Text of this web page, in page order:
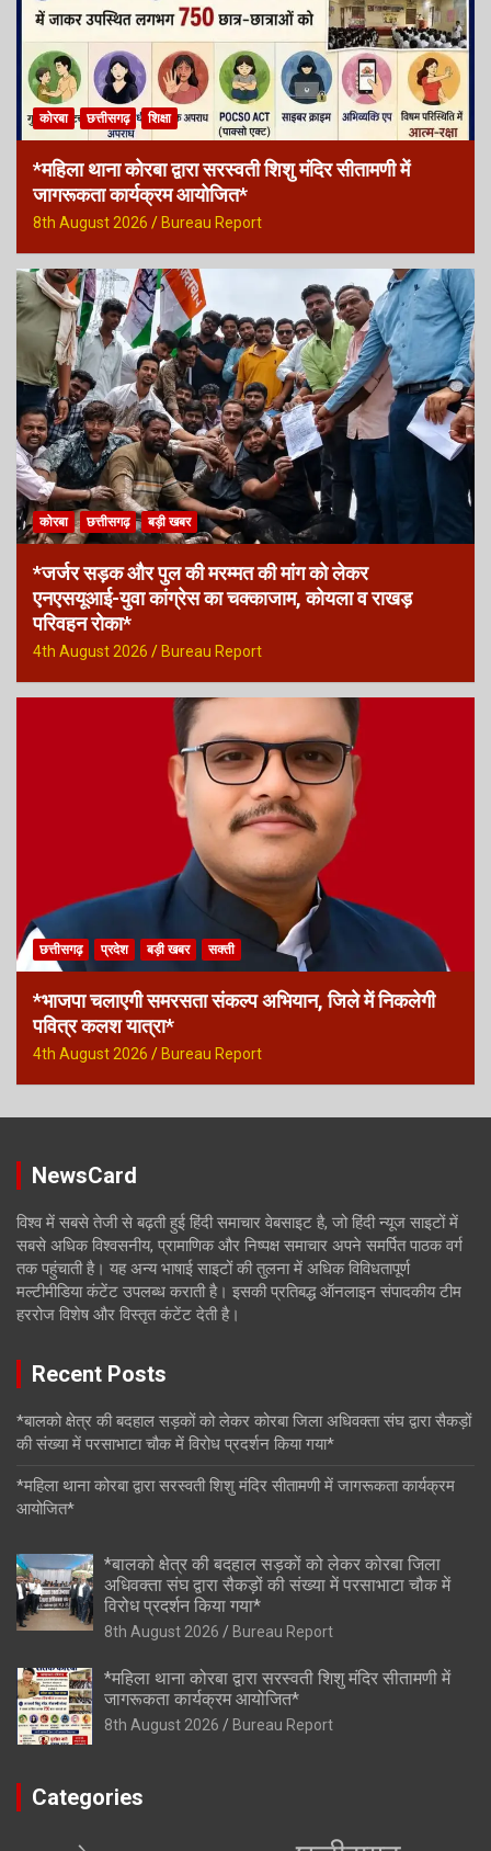
कोरबा छत्तीसगढ़ शिक्षा
*महिला थाना कोरबा द्वारा सरस्वती शिशु मंदिर सीतामणी में
जागरूकता कार्यक्रम आयोजित*
8th August 2026 Bureau Report
कोरबा छत्तीसगढ़ बड़ी खबर
*जर्जर सड़क और पुल की मरम्मत की मांग को लेकर
एनएसयूआई-युवा कांग्रेस का चक्काजाम, कोयला व राखड़
परिवहन रोका*
4th August 2026 Bureau Report
छत्तीसगढ़ प्रदेश बड़ी खबर सक्ती
*भाजपा चलाएगी समरसता संकल्प अभियान, जिले में निकलेगी
पवित्र कलश यात्रा*
4th August 2026 Bureau Report
NewsCard
विश्व में सबसे तेजी से बढ़ती हुई हिंदी समाचार वेबसाइट है, जो हिंदी न्यूज साइटों में
सबसे अधिक विश्वसनीय, प्रामाणिक और निष्पक्ष समाचार अपने समर्पित पाठक वर्ग
तक पहुंचाती है। यह अन्य भाषाई साइटों की तुलना में अधिक विविधतापूर्ण
मल्टीमीडिया कंटेंट उपलब्ध कराती है। इसकी प्रतिबद्ध ऑनलाइन संपादकीय टीम
हररोज विशेष और विस्तृत कंटेंट देती है।
Recent Posts
*बालको क्षेत्र की बदहाल सड़कों को लेकर कोरबा जिला अधिवक्ता संघ द्वारा सैकड़ों
की संख्या में परसाभाटा चौक में विरोध प्रदर्शन किया गया*
*महिला थाना कोरबा द्वारा सरस्वती शिशु मंदिर सीतामणी में जागरूकता कार्यक्रम
आयोजित*
*बालको क्षेत्र की बदहाल सड़कों को लेकर कोरबा जिला
अधिवक्ता संघ द्वारा सैकड़ों की संख्या में परसाभाटा चौक में
विरोध प्रदर्शन किया गया*
8th August 2026 Bureau Report
*महिला थाना कोरबा द्वारा सरस्वती शिशु मंदिर सीतामणी में
जागरूकता कार्यक्रम आयोजित*
8th August 2026 Bureau Report
Categories